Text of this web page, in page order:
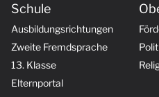
Schule
Ausbildungsrichtungen
Zweite Fremdsprache
13. Klasse
Elternportal